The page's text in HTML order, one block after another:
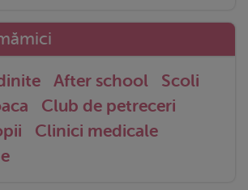
After school
Scoli
Club de petreceri
Clinici medicale